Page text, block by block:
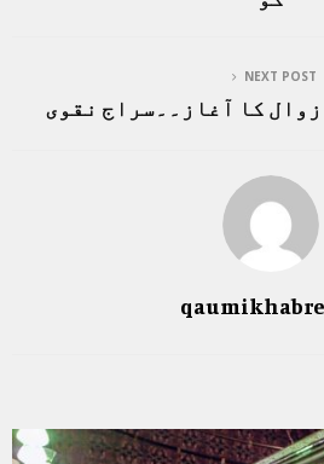
NEXT POST
زوال کا آغاز۔۔سراج نقوی